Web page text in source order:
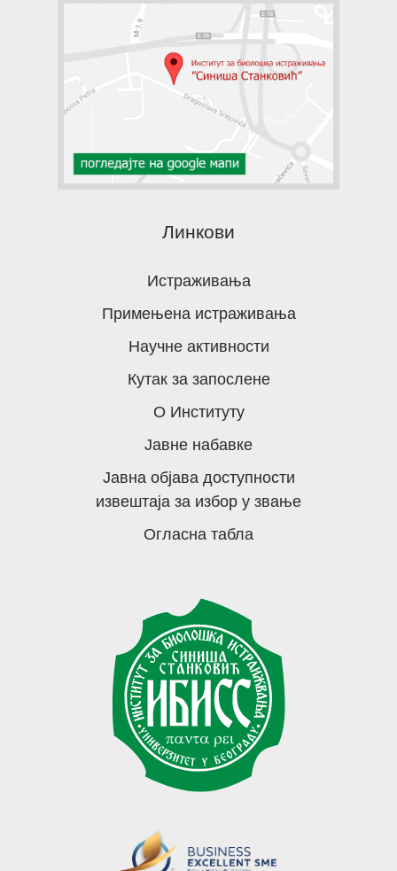
Линкови
Истраживања
Примењена истраживања
Научне активности
Кутак за запослене
О Институту
Јавне набавке
Јавна објава доступности
извештаја за избор у звање
Огласна табла